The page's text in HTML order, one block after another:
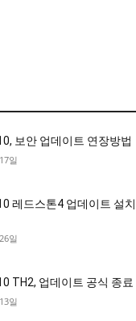
보안 업데이트 연장방법
일
레드스톤4 업데이트 설치
일
TH2, 업데이트 공식 종료
일